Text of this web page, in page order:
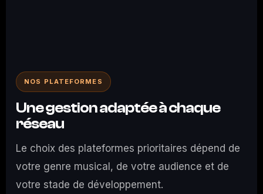
NOS PLATEFORMES
Une gestion adaptée à chaque
réseau
Le choix des plateformes prioritaires dépend de
votre genre musical, de votre audience et de
votre stade de développement.